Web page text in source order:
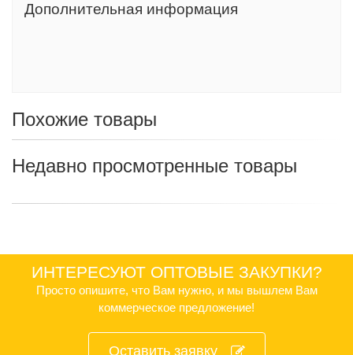
Дополнительная информация
Похожие товары
Недавно просмотренные товары
ИНТЕРЕСУЮТ ОПТОВЫЕ ЗАКУПКИ?
Просто опишите, что Вам нужно, и мы вышлем Вам
коммерческое предложение!
Оставить заявку